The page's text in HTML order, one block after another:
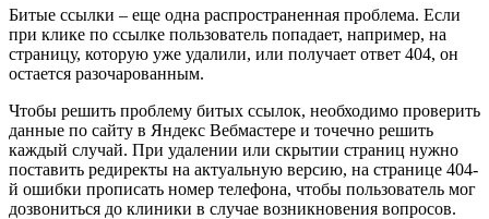
Битые ссылки – еще одна распространенная проблема. Если
при клике по ссылке пользователь попадает, например, на
страницу, которую уже удалили, или получает ответ 404, он
остается разочарованным.
Чтобы решить проблему битых ссылок, необходимо проверить
данные по сайту в Яндекс Вебмастере и точечно решить
каждый случай. При удалении или скрытии страниц нужно
поставить редиректы на актуальную версию, на странице 404-
й ошибки прописать номер телефона, чтобы пользователь мог
дозвониться до клиники в случае возникновения вопросов.